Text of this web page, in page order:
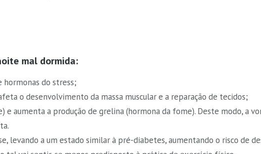
mal dormida:
do stress;
o desenvolvimento da massa muscular e a reparação de tecidos;
e aumenta a produção de grelina (hormona da fome). Deste modo, a
levando a um estado similar à pré-diabetes, aumentando o risco de